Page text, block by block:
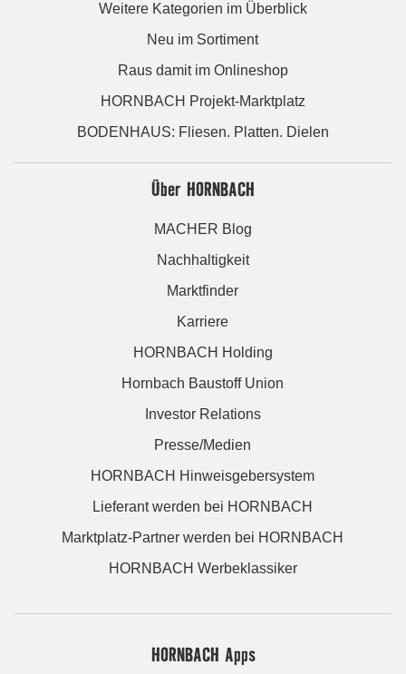
Weitere Kategorien im Überblick
Neu im Sortiment
Raus damit im Onlineshop
HORNBACH Projekt-Marktplatz
BODENHAUS: Fliesen. Platten. Dielen
Über HORNBACH
MACHER Blog
Nachhaltigkeit
Marktfinder
Karriere
HORNBACH Holding
Hornbach Baustoff Union
Investor Relations
Presse/Medien
HORNBACH Hinweisgebersystem
Lieferant werden bei HORNBACH
Marktplatz-Partner werden bei HORNBACH
HORNBACH Werbeklassiker
HORNBACH Apps